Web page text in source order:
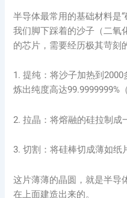
半导体最常用的基础材料是
我们脚下踩着的沙子（二氧
的芯片，需要经历极其苛刻
1. 提纯：将沙子加热到
炼出纯度高达99.9999999%
2. 拉晶：将熔融的硅拉制成
3. 切割：将硅棒切成薄如纸
这片薄薄的晶圆，就是半导
在上面建造出来的。